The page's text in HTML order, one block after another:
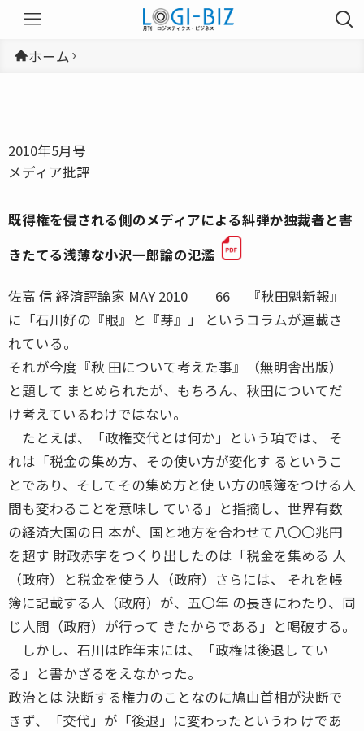
ホーム
2010年5月号
メディア批評
既得権を侵される側のメディアによる糾弾か独裁者と書
きたてる浅薄な小沢一郎論の氾濫
佐高 信 経済評論家 MAY 2010 66 『秋田魁新報』
に「石川好の『眼』と『芽』」 というコラムが連載さ
れている。
それが今度『秋 田について考えた事』（無明舎出版）
と題して まとめられたが、もちろん、秋田についてだ
け考えているわけではない。
たとえば、「政権交代とは何か」という項では、 そ
れは「税金の集め方、その使い方が変化す るというこ
とであり、そしてその集め方と使 い方の帳簿をつける人
間も変わることを意味し ている」と指摘し、世界有数
の経済大国の日 本が、国と地方を合わせて八〇〇兆円
を超す 財政赤字をつくり出したのは「税金を集める 人
（政府）と税金を使う人（政府）さらには、 それを帳
簿に記載する人（政府）が、五〇年 の長きにわたり、同
じ人間（政府）が行って きたからである」と喝破する。
しかし、石川は昨年末には、「政権は後退し てい
る」と書かざるをえなかった。
政治とは 決断する権力のことなのに鳩山首相が決断で
きず、「交代」が「後退」に変わったというわ けであ